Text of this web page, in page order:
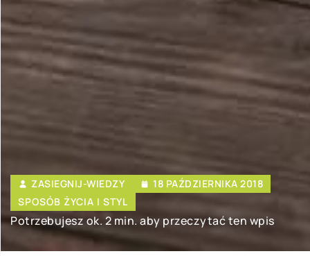
ZASIEGNIJ-WIEDZY
18 PAŹDZIERNIKA 2018
SPOSÓB ŻYCIA I STYL
Potrzebujesz ok. 2 min. aby przeczytać ten wpis